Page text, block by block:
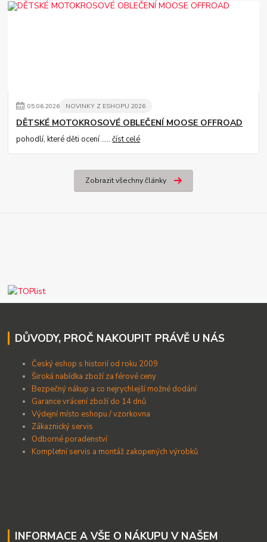
05.06.2026 NOVINKY Z ESHOPU 2026
DĚTSKÉ MOTOKROSOVÉ OBLEČENÍ MOOSE OFFROAD
pohodlí, které děti ocení .....číst celé
Zobrazit všechny články
DŮVODY, PROČ NAKOUPIT PRÁVĚ U NÁS
Český eshop s historií od roku 2009
Široká nabídka zboží za férové ceny
Bezpečný nákup a co nejrychlejší možné dodání
Garance vrácení zboží do 14 dnů
Výdejní místo eshopu / vzorkovna
Zákaznický servis
Odborné poradenství
Kompletní servis a montáž zakopených výrobků
INFORMACE A VŠE O NÁKUPU V NAŠEM